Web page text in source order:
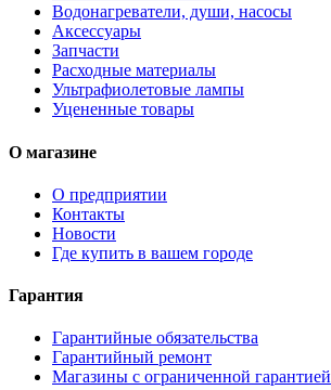
Водонагреватели, души, насосы
Аксессуары
Запчасти
Расходные материалы
Ультрафиолетовые лампы
Уцененные товары
О магазине
О предприятии
Контакты
Новости
Где купить в вашем городе
Гарантия
Гарантийные обязательства
Гарантийный ремонт
Магазины с ограниченной гарантией